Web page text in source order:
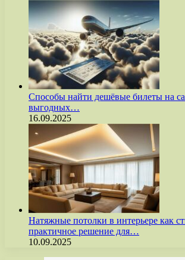
Способы найти дешёвые билеты на
выгодных…
16.09.2025
Натяжные потолки в интерьере как
практичное решение для…
10.09.2025